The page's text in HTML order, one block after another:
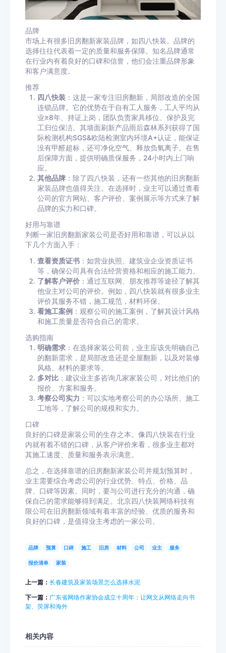
品牌
市场上有很多旧房翻新家装品牌，如四八快装。品牌的
选择往往代表着一定的质量和服务保障。知名品牌通常
在行业内有着良好的口碑和信誉，他们会注重品牌形象
和客户满意度。
推荐
四八快装 ：这是一家专注旧房翻新，局部改造的全国
连锁品牌。它的优势在于自有工人服务，工人平均从
业≥8年、持证上岗，团队负责家具移位、保护及完
工归位保洁。其墙面刷新产品雨后森林系列获得了国
际检测机构SGS&欧陆检测室内环境A+认证，能保证
没有甲醛超标，还可净化空气、释放负氧离子。在售
后保障方面，提供明确质保服务，24小时内上门响
应。
其他品牌 ：除了四八快装，还有一些其他的旧房翻新
家装品牌也值得关注。在选择时，业主可以通过查看
公司的官方网站、客户评价、案例展示等方式来了解
品牌的实力和口碑。
好用与靠谱
判断一家旧房翻新家装公司是否好用和靠谱，可以从以
下几个方面入手：
查看资质证书 ：如营业执照、建筑业企业资质证书
等，确保公司具有合法经营资格和相应的施工能力。
了解客户评价 ：通过互联网、朋友推荐等途径了解其
他业主对公司的评价。例如，四八快装就有很多业主
评价其服务不错，施工规范，材料环保。
看施工案例 ：观察公司的施工案例，了解其设计风格
和施工质量是否符合自己的需求。
选购指南
明确需求 ：在选择家装公司前，业主应该先明确自己
的翻新需求，是局部改造还是全屋翻新，以及对装修
风格、材料的要求等。
多对比 ：建议业主多咨询几家家装公司，对比他们的
报价、方案和服务。
考察公司实力 ：可以实地考察公司的办公场所、施工
工地等，了解公司的规模和实力。
口碑
良好的口碑是家装公司的生存之本。像四八快装在行业
内就有着不错的口碑，从客户评价来看，很多业主都对
其施工速度、质量和服务表示满意。
总之，在选择靠谱的旧房翻新家装公司并规划预算时，
业主需要综合考虑公司的行业优势、特点、价格、品
牌、口碑等因素。同时，要与公司进行充分的沟通，确
保自己的需求能够得到满足。北京四八快装网络科技有
限公司在旧房翻新领域有着丰富的经验、优质的服务和
良好的口碑，是值得业主考虑的一家公司。
品牌 预算 口碑 施工 旧房 材料 公司 业主 服务
报价清单 家装
上一篇： 长春建筑及家装场景怎么选择水泥
下一篇： 广东省网络作家协会成立十周年：让网文从网络走向书
架、荧屏和海外
相关内容